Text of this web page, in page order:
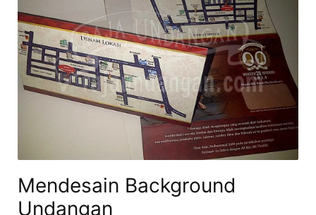
Mendesain Background
Undangan